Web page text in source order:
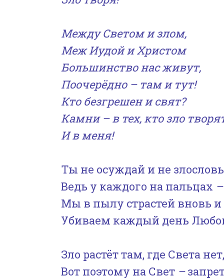
Между Светом и злом,
Меж Иудой и Христом
Большинство нас живут,
Поочерёдно – там и тут!
Кто безгрешен и свят?
Камни –втех, кто зло творя
И в меня!
Ты не осуждай и не
Ведь у каждого на пальцах –
Мы в пылу страстей вновь и
Убиваем каждый день
Зло растёт там, где Света нет,
Вот поэтому на Свет –